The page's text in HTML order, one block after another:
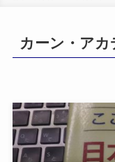
カーン・アカ